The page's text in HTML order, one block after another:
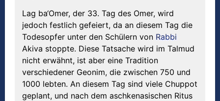
Lag ba‘Omer, der 33. Tag des Omer, wird
jedoch festlich gefeiert, da an diesem Tag die
Todesopfer unter den Schülern von Rabbi
Akiva stoppte. Diese Tatsache wird im Talmud
nicht erwähnt, ist aber eine Tradition
verschiedener Geonim, die zwischen 750 und
1000 lebten. An diesem Tag sind viele Chuppot
geplant, und nach dem aschkenasischen Ritus